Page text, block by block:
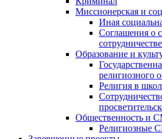
Миссионерская и
Иная
Соглашения о
сотрудничестве
Образование и
религиозного
Религия в
Общественность и
Религиозные